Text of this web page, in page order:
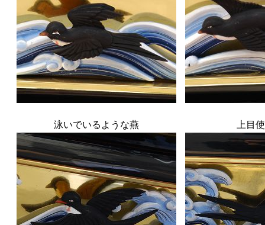
泳いでいるような燕 上目